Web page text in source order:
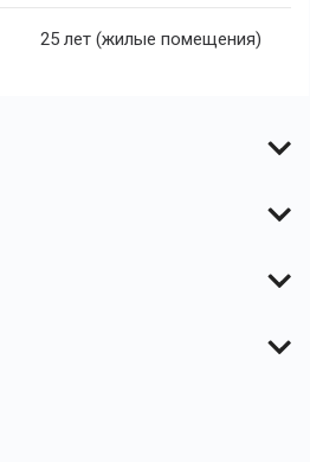
25 лет (жилые помещения)